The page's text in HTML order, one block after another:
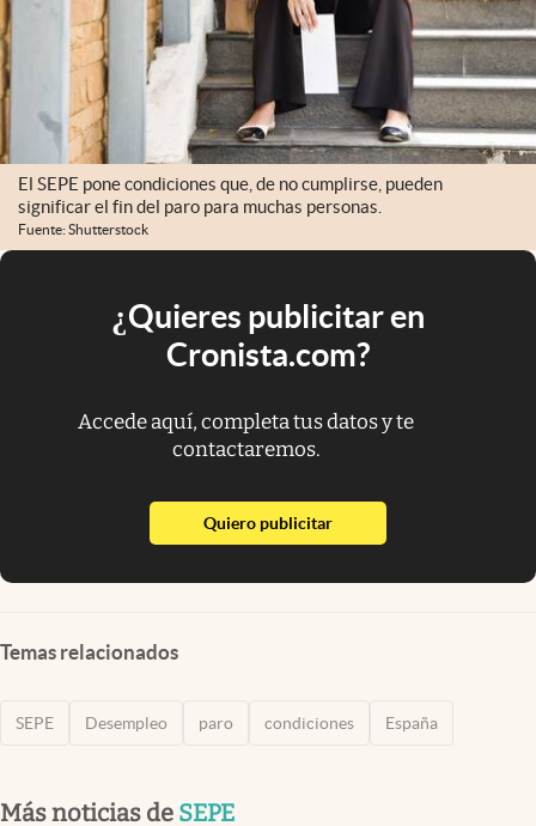
El SEPE pone condiciones que, de no cumplirse, pueden
significar el fin del paro para muchas personas.
Fuente: Shutterstock
¿Quieres publicitar en
Cronista.com?
Accede aquí, completa tus datos y te
contactaremos.
Quiero publicitarabre en nueva pestaña
Temas relacionados
SEPE Desempleo paro condiciones España
Más noticias de SEPE